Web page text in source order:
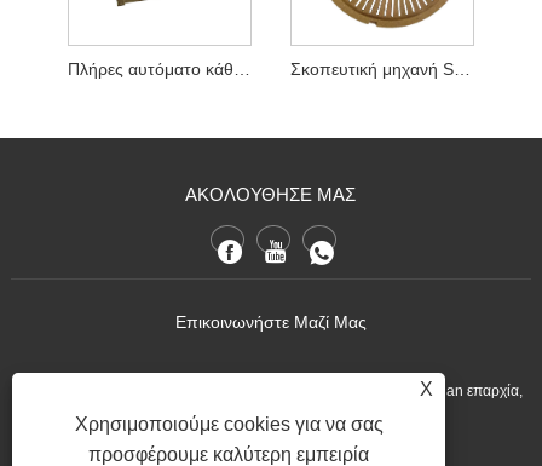
Σκοπευτική μηχανή Stand Up Brake Plate
ΑΚΟΛΟΥΘΗΣΕ ΜΑΣ
Επικοινωνήστε Μαζί Μας
:No.1 Ximei Village Meilin Street Nan'an Quanzhou City, Fujian επαρχία,
Κίνα.
X
Χρησιμοποιούμε cookies για να σας
προσφέρουμε καλύτερη εμπειρία